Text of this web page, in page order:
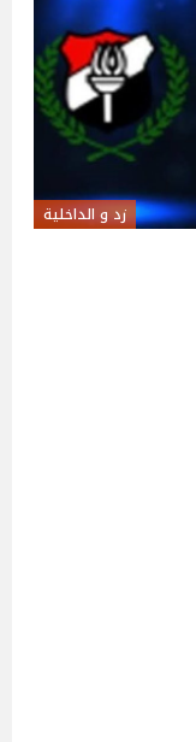
زد و الداخلية